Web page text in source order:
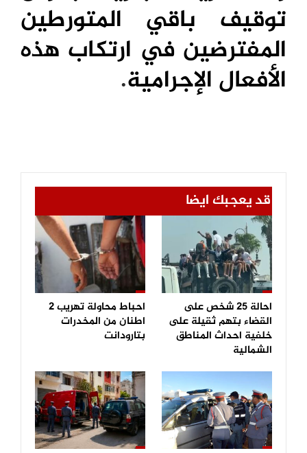
توقيف باقي المتورطين
المفترضين في ارتكاب هذه
الأفعال الإجرامية.
قد يعجبك ايضا
احالة 25 شخص على
القضاء بتهم ثقيلة على
خلفية احداث المناطق
الشمالية
احباط محاولة تهريب 2
اطنان من المخدرات
بتارودانت